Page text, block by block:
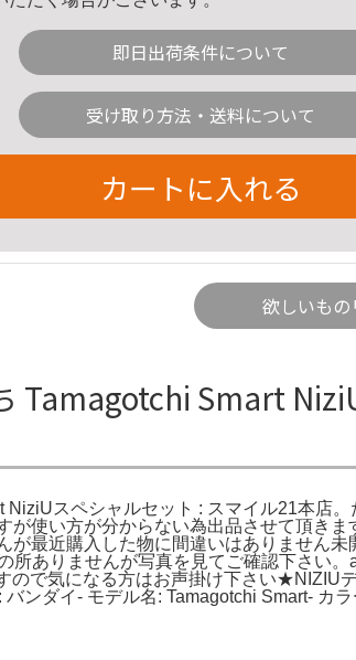
即日出荷条件について
受け取り方法・送料について
カートに入れる
欲しいも
Tamagotchi Smart
スペシャルセット : スマイル21本店。
使い方が分からない為出品させて頂きま
最近購入した物に間違いはありません未
ありませんが写真を見てご確認下さい。
ので気になる方はお声掛け下さい★NIZIU
ダイ- モデル名: Tamagotchi Smart- カラ